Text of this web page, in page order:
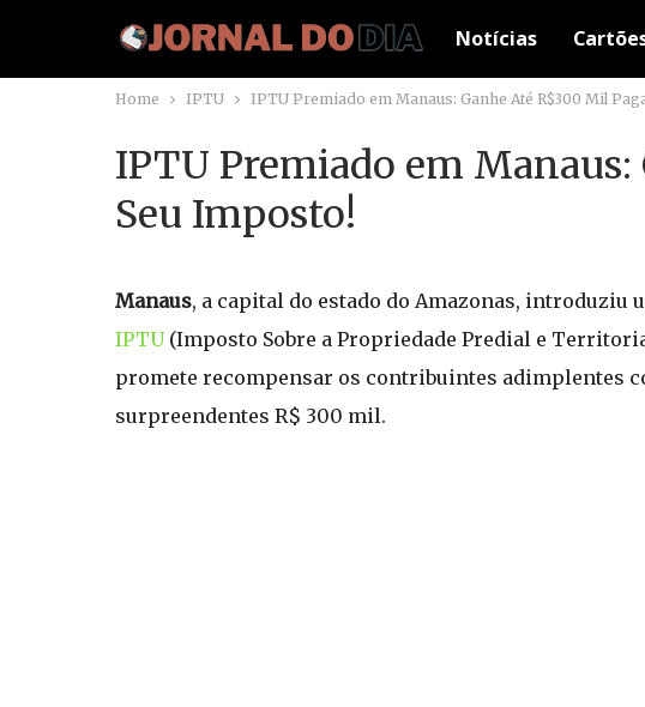
Notícias
Home IPTU IPTU Premiado em Manaus: Ganhe Até R$300 Mil
IPTU Premiado em
Seu Imposto!
Manaus, a capital do estado do Amazonas,
IPTU (Imposto Sobre a Propriedade Predial e
promete recompensar os contribuintes adimplentes
surpreendentes R$ 300 mil.